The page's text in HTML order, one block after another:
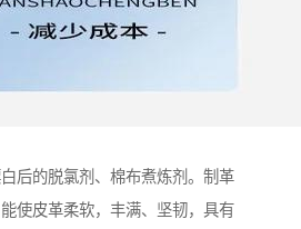
后的脱氯剂、棉布煮炼剂。制革
使皮革柔软，丰满、坚韧，具有